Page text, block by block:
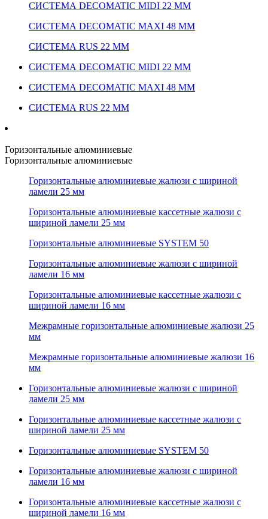
СИСТЕМА DECOMATIC MIDI 22 ММ
СИСТЕМА DECOMATIC MAXI 48 ММ
СИСТЕМА RUS 22 ММ
СИСТЕМА DECOMATIC MIDI 22 ММ
СИСТЕМА DECOMATIC MAXI 48 ММ
СИСТЕМА RUS 22 ММ
Горизонтальные алюминиевые
Горизонтальные алюминиевые
Горизонтальные алюминиевые жалюзи с шириной
ламели 25 мм
Горизонтальные алюминиевые кассетные жалюзи с
шириной ламели 25 мм
Горизонтальные алюминиевые SYSTEM 50
Горизонтальные алюминиевые жалюзи с шириной
ламели 16 мм
Горизонтальные алюминиевые кассетные жалюзи с
шириной ламели 16 мм
Межрамные горизонтальные алюминиевые жалюзи 25
мм
Межрамные горизонтальные алюминиевые жалюзи 16
мм
Горизонтальные алюминиевые жалюзи с шириной
ламели 25 мм
Горизонтальные алюминиевые кассетные жалюзи с
шириной ламели 25 мм
Горизонтальные алюминиевые SYSTEM 50
Горизонтальные алюминиевые жалюзи с шириной
ламели 16 мм
Горизонтальные алюминиевые кассетные жалюзи с
шириной ламели 16 мм